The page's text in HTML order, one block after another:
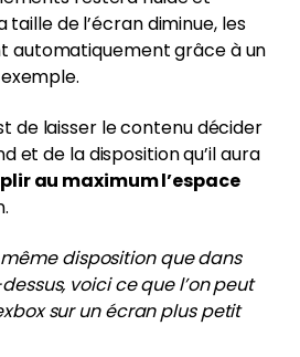
taille de l’écran diminue, les
automatiquement grâce à un
de laisser le contenu décider
et de la disposition qu’il aura
au maximum l’espace
disposition que dans
voici ce que l’on peut
sur un écran plus petit